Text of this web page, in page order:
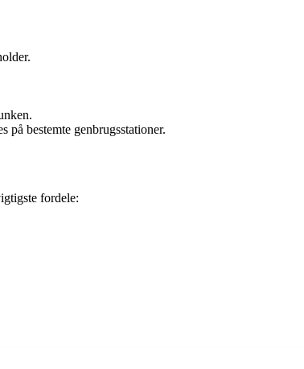
på bestemte genbrugsstationer.
fordele: